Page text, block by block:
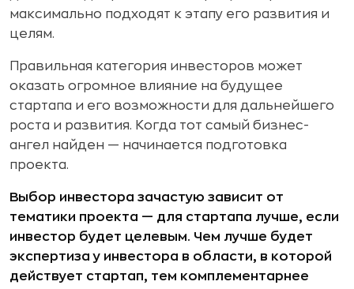
максимально подходят к этапу его развития и
целям.
Правильная категория инвесторов может
оказать огромное влияние на будущее
стартапа и его возможности для дальнейшего
роста и развития. Когда тот самый бизнес-
ангел найден — начинается подготовка
проекта.
Выбор инвестора зачастую зависит от
тематики проекта — для стартапа лучше, если
инвестор будет целевым. Чем лучше будет
экспертиза у инвестора в области, в которой
действует стартап, тем комплементарнее